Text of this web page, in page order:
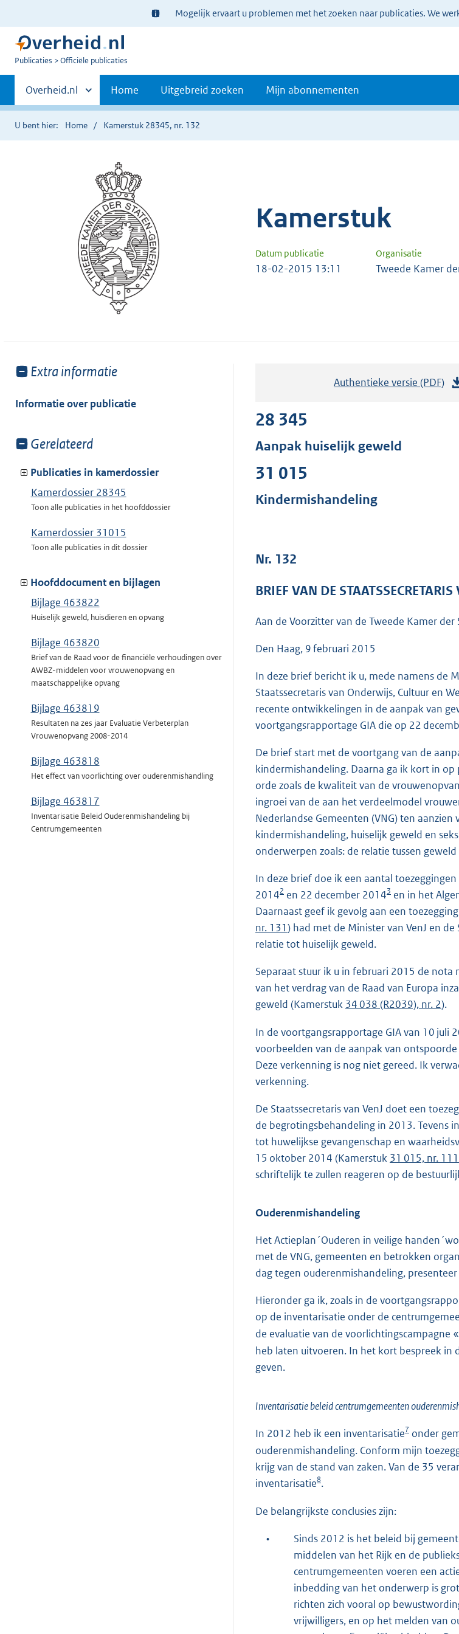
Ter
informatie:
Mogelijk ervaart u problemen met het zoeken naar publicaties. We
U
Publicaties Officiële publicaties
Primaire
navigatie
Andere
sites
binnen
Overheid.nl Home Uitgebreid zoeken Mijn abonnementen
U bent hier: Home Kamerstuk 28345, nr. 132
Kamerstuk
Datum publicatie Organisatie
18-02-2015 13:11 Tweede Kamer
Toon
van:
Extra informatie
Informatie over publicatie
Toon
van:
Gerelateerd
Publicaties in kamerdossier
Kamerdossier 28345
Toon alle publicaties in het hoofddossier
Kamerdossier 31015
Toon alle publicaties in dit dossier
Hoofddocument en bijlagen
Bijlage 463822
Huiselijk geweld, huisdieren en opvang
Bijlage 463820
Brief van de Raad voor de financiële verhoudingen over
AWBZ-middelen voor vrouwenopvang en
maatschappelijke opvang
Bijlage 463819
Resultaten na zes jaar Evaluatie Verbeterplan
Vrouwenopvang 2008-2014
Bijlage 463818
Het effect van voorlichting over ouderenmishandling
Bijlage 463817
Inventarisatie Beleid Ouderenmishandeling bij
Centrumgemeenten
Authentieke versie (PDF)
t
:
K
b
28 345
Aanpak huiselijk geweld
31 015
Kindermishandeling
Nr. 132
BRIEF VAN DE
Aan de Voorzitter van de Tweede Kamer der
Den Haag, 9 februari 2015
In deze brief bericht ik u, mede namens de
Staatssecretaris van Onderwijs, Cultuur en
recente ontwikkelingen in de aanpak van
voortgangsrapportage GIA die op 22
De brief start met de voortgang van de
kindermishandeling. Daarna ga ik kort in
orde zoals de kwaliteit van de
ingroei van de aan het verdeelmodel
Nederlandse Gemeenten (VNG) ten
kindermishandeling, huiselijk geweld en
onderwerpen zoals: de relatie tussen
In deze brief doe ik een aantal
20142 en 22 december 20143 en in het
Daarnaast geef ik gevolg aan een
nr. 131) had met de Minister van VenJ en
relatie tot huiselijk geweld.
Separaat stuur ik u in februari 2015 de
van het verdrag van de Raad van Europa
geweld (Kamerstuk 34 038 (R2039), nr. 2).
In de voortgangsrapportage GIA van 10 juli
voorbeelden van de aanpak van
Deze verkenning is nog niet gereed. Ik
verkenning.
De Staatssecretaris van VenJ doet een
de begrotingsbehandeling in 2013. Tevens
tot huwelijkse gevangenschap en
15 oktober 2014 (Kamerstuk 31 015, nr. 111
schriftelijk te zullen reageren op de
Ouderenmishandeling
Het Actieplan´Ouderen in veilige
met de VNG, gemeenten en betrokken
dag tegen ouderenmishandeling,
Hieronder ga ik, zoals in de
op de inventarisatie onder de
de evaluatie van de voorlichtingscampagne
heb laten uitvoeren. In het kort bespreek in
geven.
Inventarisatie beleid centrumgemeenten
In 2012 heb ik een inventarisatie7 onder
ouderenmishandeling. Conform mijn
krijg van de stand van zaken. Van de 35
inventarisatie8.
De belangrijkste conclusies zijn:
•
Sinds 2012 is het beleid bij
middelen van het Rijk en de
centrumgemeenten voeren een
inbedding van het onderwerp is
richten zich vooral op
vrijwilligers, en op het melden van